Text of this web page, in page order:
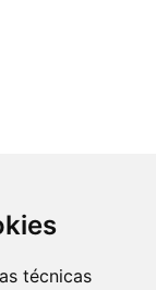
técnicas